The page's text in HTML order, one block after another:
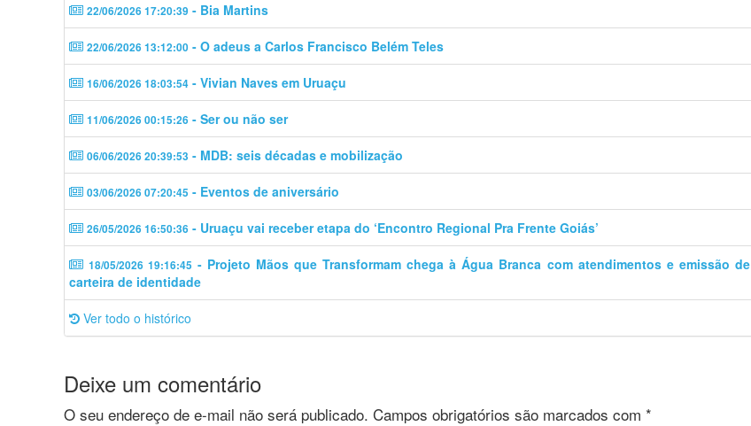
22/06/2026 17:20:39 - Bia Martins
22/06/2026 13:12:00 - O adeus a Carlos Francisco Belém Teles
16/06/2026 18:03:54 - Vivian Naves em Uruaçu
11/06/2026 00:15:26 - Ser ou não ser
06/06/2026 20:39:53 - MDB: seis décadas e mobilização
03/06/2026 07:20:45 - Eventos de aniversário
26/05/2026 16:50:36 - Uruaçu vai receber etapa do ‘Encontro Regional Pra Frente Goiás’
18/05/2026 19:16:45 - Projeto Mãos que Transformam chega à Água Branca com atendimentos e emissão de
carteira de identidade
Ver todo o histórico
Deixe um comentário
O seu endereço de e-mail não será publicado. Campos obrigatórios são marcados com *